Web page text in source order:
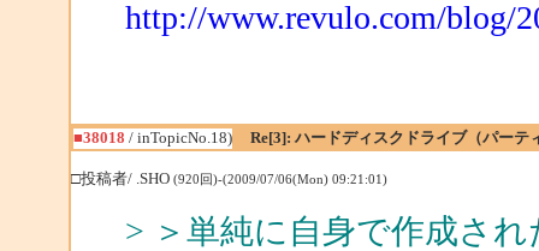
http://www.revulo.com/blog/
■38018 / inTopicNo.18) Re[3]: ハードディスクドライブ（パー
□投稿者/ .SHO (920回)-(2009/07/06(Mon) 09:21:01)
> ＞単純に自身で作成さ